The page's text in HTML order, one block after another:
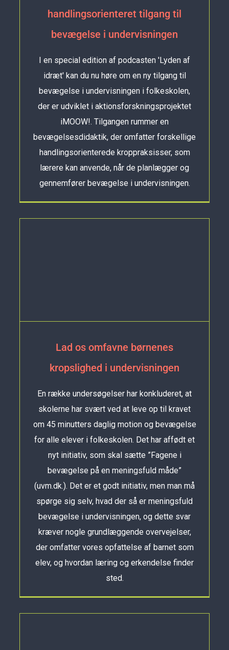
handlingsorienteret tilgang til
bevægelse i undervisningen
I en special edition af podcasten 'Lyden af
idræt' kan du nu høre om en ny tilgang til
bevægelse i undervisningen i folkeskolen,
der er udviklet i aktionsforskningsprojektet
iMOOW!. Tilgangen rummer en
bevægelsesdidaktik, der omfatter forskellige
handlingsorienterede kroppraksisser, som
lærere kan anvende, når de planlægger og
gennemfører bevægelse i undervisningen.
Lad os omfavne børnenes
kropslighed i undervisningen
En række undersøgelser har konkluderet, at
skolerne har svært ved at leve op til kravet
om 45 minutters daglig motion og bevægelse
for alle elever i folkeskolen. Det har affødt et
nyt initiativ, som skal sætte ”Fagene i
bevægelse på en meningsfuld måde”
(uvm.dk.). Det er et godt initiativ, men man må
spørge sig selv, hvad der så er meningsfuld
bevægelse i undervisningen, og dette svar
kræver nogle grundlæggende overvejelser,
der omfatter vores opfattelse af barnet som
elev, og hvordan læring og erkendelse finder
sted.